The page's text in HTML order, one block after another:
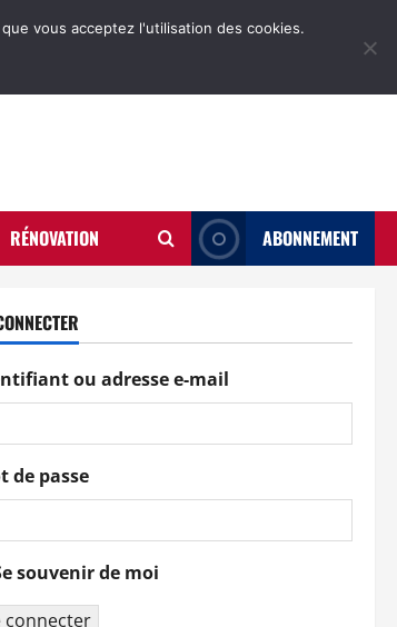
RÉNOVATION ABONNEMENT
ou adresse e-mail
de passe
souvenir de moi
connecter
vous acceptez l'utilisation des cookies.